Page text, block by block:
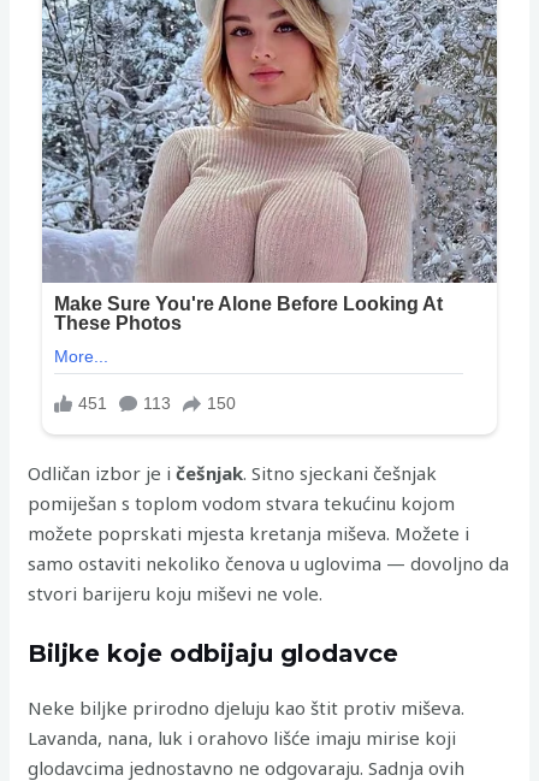
Odličan izbor je ičešnjak. Sitno sjeckani češnjak
pomiješan s toplom vodom stvara tekućinu kojom
možete poprskati mjesta kretanja miševa. Možete i
samo ostaviti nekoliko čenova u uglovima — dovoljno da
stvori barijeru koju miševi ne vole.
Biljke koje odbijaju glodavce
Neke biljke prirodno djeluju kao štit protiv miševa.
Lavanda, nana, luk i orahovo lišće imaju mirise koji
glodavcima jednostavno ne odgovaraju. Sadnja ovih